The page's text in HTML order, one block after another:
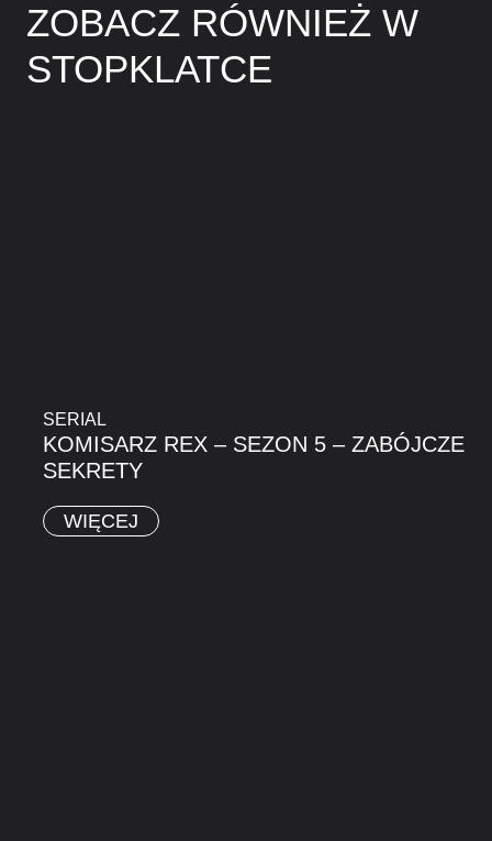
ZOBACZ RÓWNIEŻ W
STOPKLATCE
SERIAL
KOMISARZ REX – SEZON 5 – ZABÓJCZE
SEKRETY
WIĘCEJ